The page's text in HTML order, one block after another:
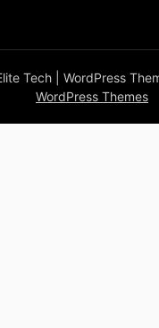
Tech | WordPress
WordPress Themes